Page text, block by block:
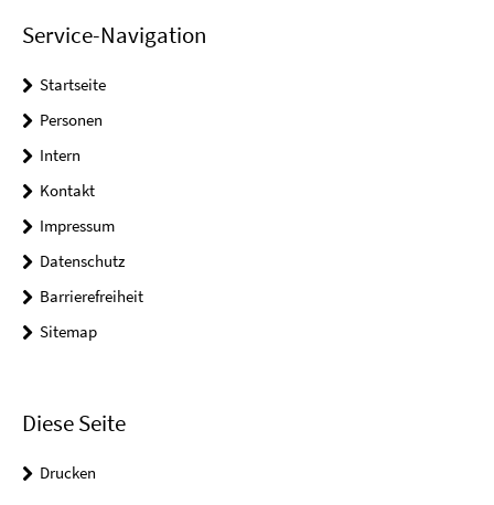
Service-Navigation
Startseite
Personen
Intern
Kontakt
Impressum
Datenschutz
Barrierefreiheit
Sitemap
Diese Seite
Drucken